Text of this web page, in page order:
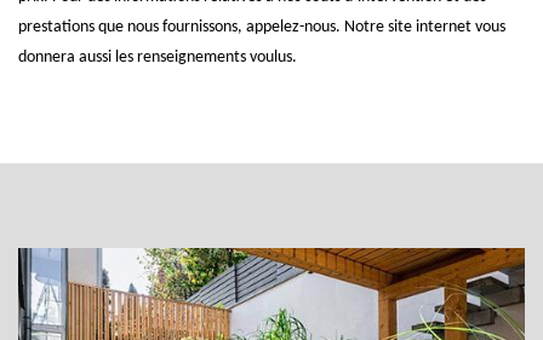
prestations que nous fournissons, appelez-nous. Notre site internet vous
donnera aussi les renseignements voulus.